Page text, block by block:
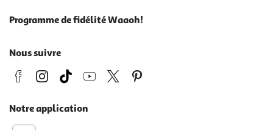
Programme de fidélité Waaoh!
Nous suivre
Notre application